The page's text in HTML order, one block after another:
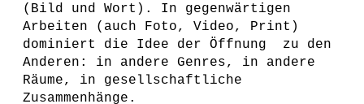
(Bild und Wort). In gegenwärtigen
Arbeiten (auch Foto, Video, Print)
dominiert die Idee der Öffnung zu den
Anderen: in andere Genres, in andere
Räume, in gesellschaftliche
Zusammenhänge.